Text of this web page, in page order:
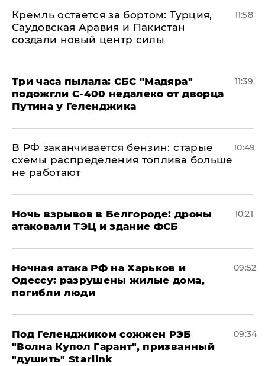
​Кремль остается за бортом: Турция,
Саудовская Аравия и Пакистан
создали новый центр силы
11:58
Три часа пылала: СБС "Мадяра"
подожгли С-400 недалеко от дворца
Путина у Геленджика
11:39
​В РФ заканчивается бензин: старые
схемы распределения топлива больше
не работают
10:49
​Ночь взрывов в Белгороде: дроны
атаковали ТЭЦ и здание ФСБ
10:21
​Ночная атака РФ на Харьков и
Одессу: разрушены жилые дома,
погибли люди
09:52
Под Геленджиком сожжен РЭБ
"Волна Купол Гарант", призванный
"душить" Starlink
09:34